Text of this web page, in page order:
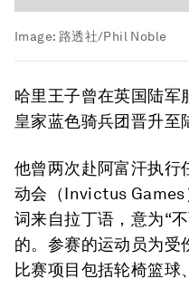
Image: 路透社/Phil Noble
哈里王子曾在英国陆军
皇家蓝色骑兵团晋升至
他曾两次赴阿富汗执行
动会（Invictus
词来自拉丁语，意为“
的。参赛的运动员为受
比赛项目包括轮椅篮球